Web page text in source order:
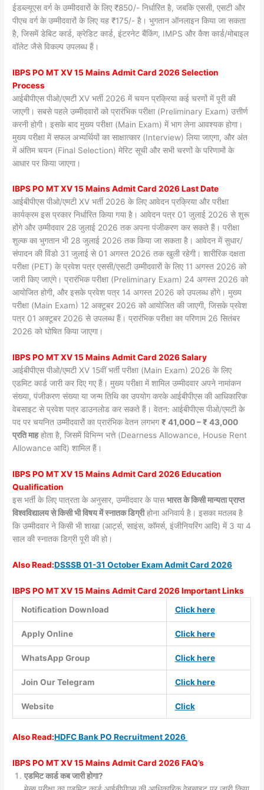
ईडब्ल्यूएस वर्ग के उम्मीदवारों के लिए ₹850/- निर्धारित है, जबकि एससी, एसटी और
पीएच वर्ग के उम्मीदवारों के लिए यह ₹175/- है। भुगतान ऑनलाइन किया जा सकता
है, जिसमें डेबिट कार्ड, क्रेडिट कार्ड, इंटरनेट बैंकिंग, IMPS और कैश कार्ड/मोबाइल
वॉलेट जैसे विकल्प उपलब्ध हैं।
IBPS PO MT XV 15 Mains Admit Card 2026 Selection
Process
आईबीपीएस पीओ/एमटी XV भर्ती 2026 में चयन प्रक्रिया कई चरणों में पूरी की
जाएगी। सबसे पहले उम्मीदवारों को प्रारंभिक परीक्षा (Preliminary Exam) उत्तीर्ण
करनी होगी। इसके बाद मुख्य परीक्षा (Main Exam) में भाग लेना आवश्यक होगा।
मुख्य परीक्षा में सफल अभ्यर्थियों का साक्षात्कार (Interview) लिया जाएगा, और अंत
में अंतिम चयन (Final Selection) मेरिट सूची और सभी चरणों के परिणामों के
आधार पर किया जाएगा।
IBPS PO MT XV 15 Mains Admit Card 2026 Last Date
आईबीपीएस पीओ/एमटी XV भर्ती 2026 के लिए आवेदन प्रक्रिया और परीक्षा
कार्यक्रम इस प्रकार निर्धारित किया गया है। आवेदन पत्र 01 जुलाई 2026 से शुरू
होंगे और उम्मीदवार 28 जुलाई 2026 तक अपना पंजीकरण कर सकते हैं। परीक्षा
शुल्क का भुगतान भी 28 जुलाई 2026 तक किया जा सकता है। आवेदन में सुधार/
संपादन की विंडो 31 जुलाई से 01 अगस्त 2026 तक खुली रहेगी। शारीरिक दक्षता
परीक्षा (PET) के प्रवेश पत्र एससी/एसटी उम्मीदवारों के लिए 11 अगस्त 2026 को
जारी किए जाएंगे। प्रारंभिक परीक्षा (Preliminary Exam) 24 अगस्त 2026 को
आयोजित होगी, और इसके प्रवेश पत्र 14 अगस्त 2026 को उपलब्ध होंगे। मुख्य
परीक्षा (Main Exam) 12 अक्टूबर 2026 को आयोजित की जाएगी, जिसके प्रवेश
पत्र 01 अक्टूबर 2026 से उपलब्ध हैं। प्रारंभिक परीक्षा का परिणाम 26 सितंबर
2026 को घोषित किया जाएगा।
IBPS PO MT XV 15 Mains Admit Card 2026 Salary
आईबीपीएस पीओ/एमटी XV 15वीं भर्ती परीक्षा (Main Exam) 2026 के लिए
एडमिट कार्ड जारी कर दिए गए हैं। मुख्य परीक्षा में शामिल उम्मीदवार अपने नामांकन
संख्या, पंजीकरण संख्या या जन्म तिथि का उपयोग करके आईबीपीएस की आधिकारिक
वेबसाइट से प्रवेश पत्र डाउनलोड कर सकते हैं। वेतन: आईबीपीएस पीओ/एमटी के
पद पर चयनित उम्मीदवारों का प्रारंभिक वेतन लगभग₹ 41,000 – ₹ 43,000
प्रति माहहोता है, जिसमें विभिन्न भत्ते (Dearness Allowance, House Rent
Allowance आदि) शामिल हैं।
IBPS PO MT XV 15 Mains Admit Card 2026 Education
Qualification
इस भर्ती के लिए पात्रता के अनुसार, उम्मीदवार के पासभारत के किसी मान्यता प्राप्त
विश्वविद्यालय से किसी भी विषय में स्नातक डिग्रीहोना अनिवार्य है। इसका मतलब है
कि उम्मीदवार ने किसी भी शाखा (आर्ट्स, साइंस, कॉमर्स, इंजीनियरिंग आदि) में 3 या 4
साल की स्नातक डिग्री पूरी की हो।
AlsoRead:DSSSB 01-31 October Exam Admit Card 2026
IBPS PO MT XV 15 Mains Admit Card 2026 Important Links
Notification Download
Click here
Apply Online Click here
WhatsApp Group Click here
Join Our Telegram Click here
Website Click
AlsoRead:HDFC Bank PO Recruitment 2026
IBPS PO MT XV 15 Mains Admit Card 2026 FAQ’s
एडमिट कार्ड कब जारी होगा?